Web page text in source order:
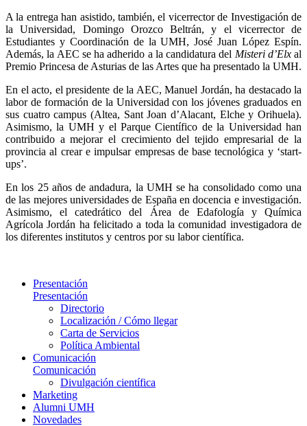
A la entrega han asistido, también, el vicerrector de Investigación de
la Universidad, Domingo Orozco Beltrán, y el vicerrector de
Estudiantes y Coordinación de la UMH, José Juan López Espín.
Además, la AEC se ha adherido a la candidatura del Misteri d’Elxal
Premio Princesa de Asturias de las Artes que ha presentado la UMH.
En el acto, el presidente de la AEC, Manuel Jordán, ha destacado la
labor de formación de la Universidad con los jóvenes graduados en
sus cuatro campus (Altea, Sant Joan d’Alacant, Elche y Orihuela).
Asimismo, la UMH y el Parque Científico de la Universidad han
contribuido a mejorar el crecimiento del tejido empresarial de la
provincia al crear e impulsar empresas de base tecnológica y ‘start-
ups’.
En los 25 años de andadura, la UMH se ha consolidado como una
de las mejores universidades de España en docencia e investigación.
Asimismo, el catedrático del Área de Edafología y Química
Agrícola Jordán ha felicitado a toda la comunidad investigadora de
los diferentes institutos y centros por su labor científica.
Presentación
Presentación
Directorio
Localización / Cómo llegar
Carta de Servicios
Política Ambiental
Comunicación
Comunicación
Divulgación científica
Marketing
Alumni UMH
Novedades